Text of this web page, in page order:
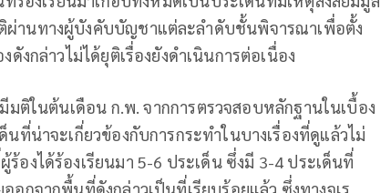
ติผ่านทางผู้บังคับบัญชาแต่ละลำดับชั้นพิจารณาเพื่อตั้ง
งกล่าวไม่ได้ยุติเรื่องยังดำเนินการต่อเนื่อง
มติในต้นเดือน ก.พ. จากการตรวจสอบหลักฐานในเบื้อง
ที่น่าจะเกี่ยวข้องกับการกระทำในบางเรื่องที่ดูแล้วไม่
องได้ร้องเรียนมา 5-6 ประเด็น ซึ่งมี 3-4 ประเด็นที่
อกจากพื้นที่ดังกล่าวเป็นที่เรียบร้อยแล้ว ซึ่งทางจเร